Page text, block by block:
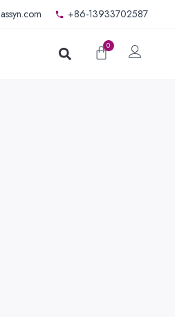
+86-13933702587
0